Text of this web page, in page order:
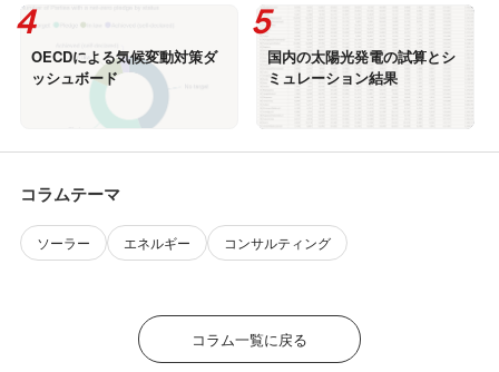
OECDによる気候変動対策ダ
ッシュボード
国内の太陽光発電の試算とシ
ミュレーション結果
コラムテーマ
ソーラー エネルギー コンサルティング
コラム一覧に戻る